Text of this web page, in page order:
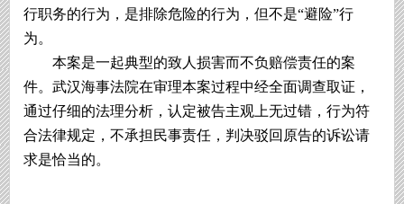
行职务的行为，是排除危险的行为，但不是“避险”行
为。
本案是一起典型的致人损害而不负赔偿责任的案
件。武汉海事法院在审理本案过程中经全面调查取证，
通过仔细的法理分析，认定被告主观上无过错，行为符
合法律规定，不承担民事责任，判决驳回原告的诉讼请
求是恰当的。